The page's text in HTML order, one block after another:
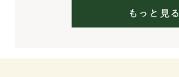
もっと見る